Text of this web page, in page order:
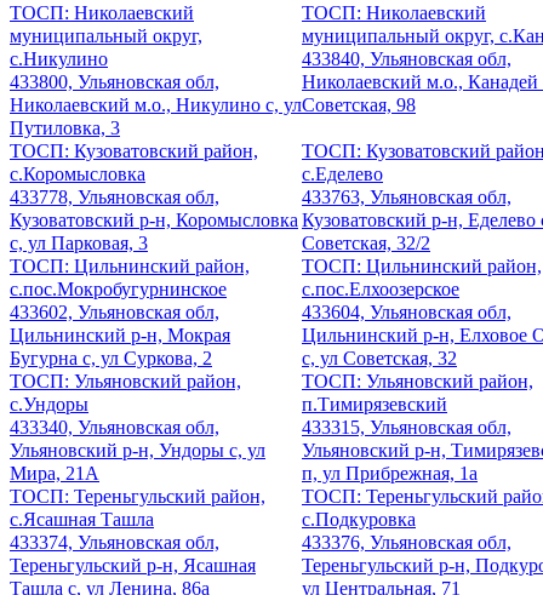
ТОСП: Николаевский
муниципальный округ,
с.Никулино
433800, Ульяновская обл,
Николаевский м.о., Никулино с, ул
Путиловка, 3
ТОСП: Николаевский
муниципальный округ,
433840, Ульяновская обл,
Николаевский м.о., Канадей
Советская, 98
ТОСП: Кузоватовский район,
с.Коромысловка
433778, Ульяновская обл,
Кузоватовский р-н, Коромысловка
с, ул Парковая, 3
ТОСП: Кузоватовский
с.Еделево
433763, Ульяновская обл,
Кузоватовский р-н, Еделево
Советская, 32/2
ТОСП: Цильнинский район,
с.пос.Мокробугурнинское
433602, Ульяновская обл,
Цильнинский р-н, Мокрая
Бугурна с, ул Суркова, 2
ТОСП: Цильнинский район,
с.пос.Елхоозерское
433604, Ульяновская обл,
Цильнинский р-н, Елховое
с, ул Советская, 32
ТОСП: Ульяновский район,
с.Ундоры
433340, Ульяновская обл,
Ульяновский р-н, Ундоры с, ул
Мира, 21А
ТОСП: Ульяновский район,
п.Тимирязевский
433315, Ульяновская обл,
Ульяновский р-н,
п, ул Прибрежная, 1а
ТОСП: Тереньгульский район,
с.Ясашная Ташла
433374, Ульяновская обл,
Тереньгульский р-н, Ясашная
Ташла с, ул Ленина, 86а
ТОСП: Тереньгульский
с.Подкуровка
433376, Ульяновская обл,
Тереньгульский р-н,
ул Центральная, 71